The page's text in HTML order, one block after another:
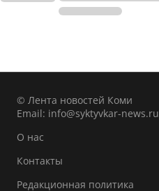
© Лента новостей Коми
Email: info@syktyvkar-news.ru
О нас
Контакты
Редакционная политика